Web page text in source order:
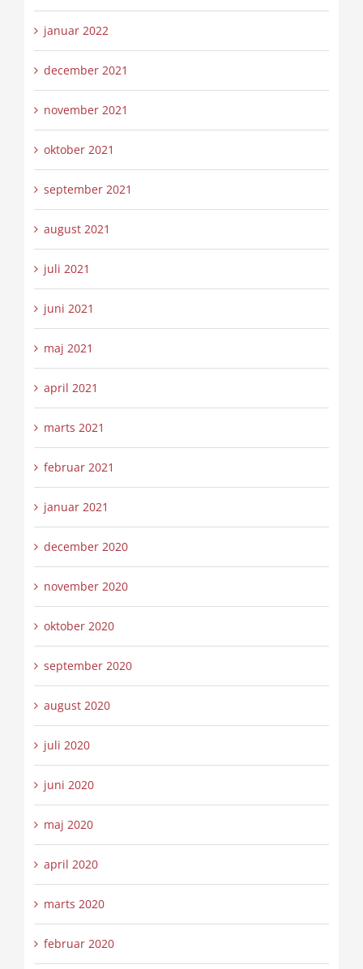
januar 2022
december 2021
november 2021
oktober 2021
september 2021
august 2021
juli 2021
juni 2021
maj 2021
april 2021
marts 2021
februar 2021
januar 2021
december 2020
november 2020
oktober 2020
september 2020
august 2020
juli 2020
juni 2020
maj 2020
april 2020
marts 2020
februar 2020